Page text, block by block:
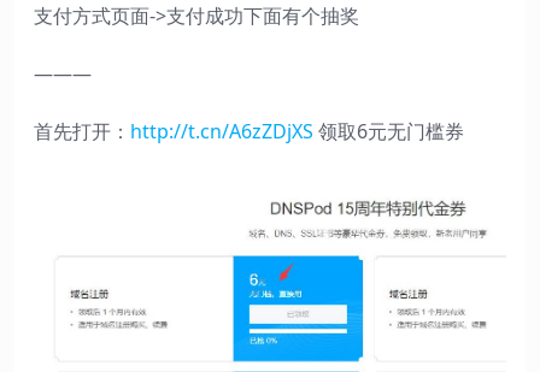
支付方式页面->支付成功下面有个抽奖
———
首先打开： http://t.cn/A6zZDjXS 领取6元无门槛券